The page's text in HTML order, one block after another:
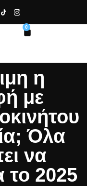
0
η
με
Όλα
να
το 2025